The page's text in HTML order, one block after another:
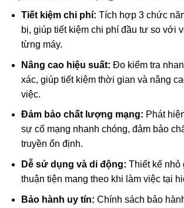
Tiết kiệm chi phí: Tích hợp 3 chức
bị, giúp tiết kiệm chi phí đầu tư so với
từng máy.
Nâng cao hiệu suất: Đo kiểm tra
xác, giúp tiết kiệm thời gian và nâng
việc.
Đảm bảo chất lượng mạng: Phát
sự cố mạng nhanh chóng, đảm bảo
truyền ổn định.
Dễ sử dụng và di động: Thiết kế nhỏ
thuận tiện mang theo khi làm việc tại
Bảo hành uy tín: Chính sách bảo